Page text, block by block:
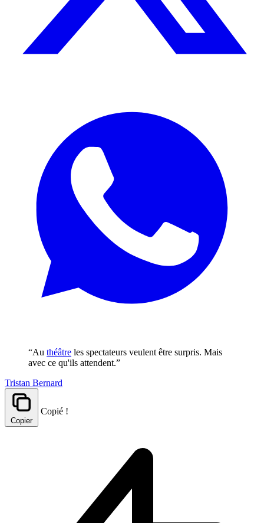
“Au théâtre les spectateurs veulent être surpris. Mais
avec ce qu'ils attendent.”
Tristan Bernard
Copier
Copié !